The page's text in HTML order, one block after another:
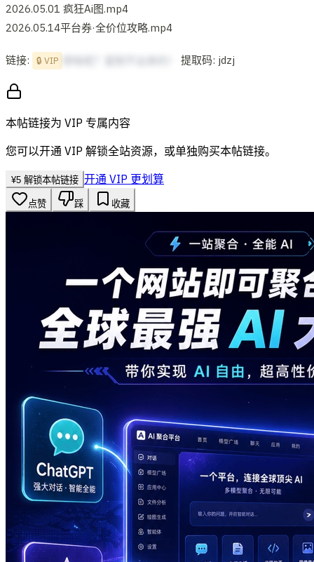
2026.05.01 疯狂Ai图.mp4
2026.05.14平台券·全价位攻略.mp4
链接: 🔒 VIP 提取码: jdzj
本帖链接为 VIP 专属内容
您可以开通 VIP 解锁全站资源，或单独购买本帖链接。
¥5 解锁本帖链接 开通 VIP 更划算
点赞 踩 收藏